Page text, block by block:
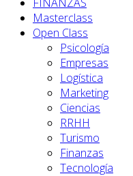
Masterclass
Open Class
Psicología
Empresas
Logística
Marketing
Ciencias
RRHH
Turismo
Finanzas
Tecnología